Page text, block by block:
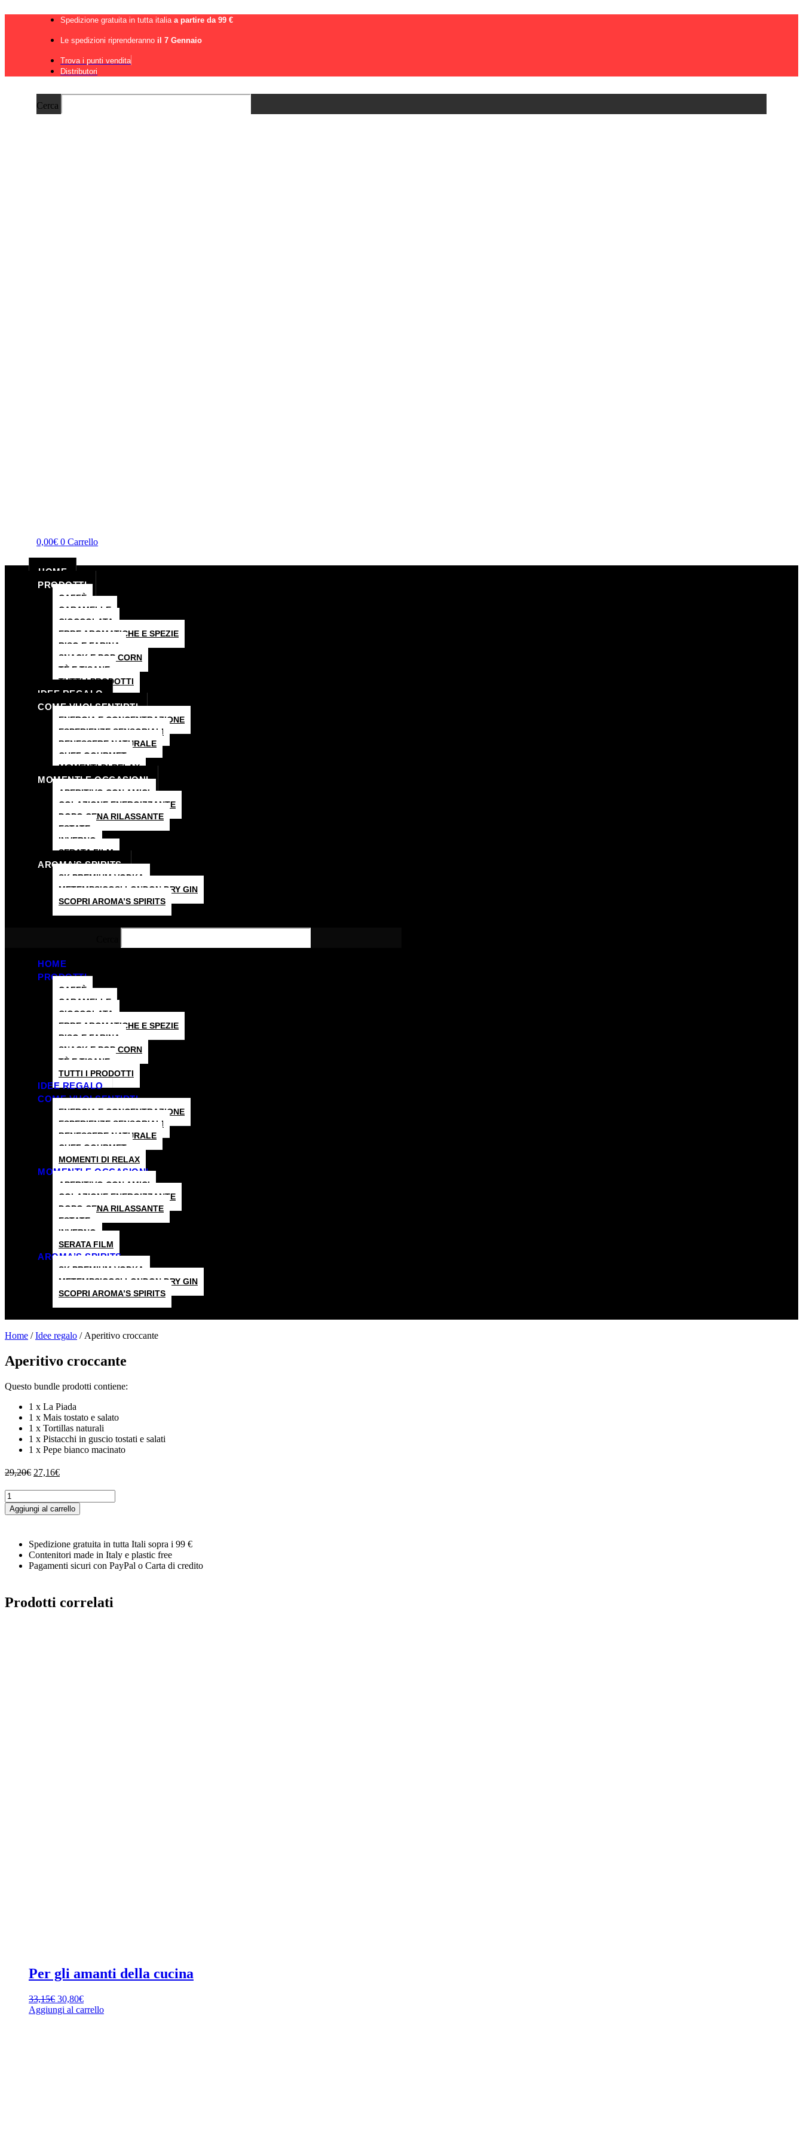
Spedizione gratuita in tutta italiaa partire da 99 €
Le spedizioni riprenderanno il 7 Gennaio
Trova i punti vendita
Distributori
Cerca
0,00€ 0 Carrello
HOME
PRODOTTI
CAFFÈ
CARAMELLE
CIOCCOLATA
ERBE AROMATICHE E SPEZIE
RISO E FARINA
SNACK E POP CORN
TÈ E TISANE
TUTTI I PRODOTTI
IDEE REGALO
COME VUOI SENTIRTI
ENERGIA E CONCENTRAZIONE
ESPERIENZE SENSORIALI
BENESSERE NATURALE
CHEF GOURMET
MOMENTI DI RELAX
MOMENTI E OCCASIONI
APERITIVO CON AMICI
COLAZIONE ENERGIZZANTE
DOPO CENA RILASSANTE
ESTATE
INVERNO
SERATA FILM
AROMA’S SPIRITS
SK PREMIUM VODKA
METEMPSICOSI LONDON DRY GIN
SCOPRI AROMA’S SPIRITS
HOME
PRODOTTI
CAFFÈ
CARAMELLE
CIOCCOLATA
ERBE AROMATICHE E SPEZIE
RISO E FARINA
SNACK E POP CORN
TÈ E TISANE
TUTTI I PRODOTTI
IDEE REGALO
COME VUOI SENTIRTI
ENERGIA E CONCENTRAZIONE
ESPERIENZE SENSORIALI
BENESSERE NATURALE
CHEF GOURMET
MOMENTI DI RELAX
MOMENTI E OCCASIONI
APERITIVO CON AMICI
COLAZIONE ENERGIZZANTE
DOPO CENA RILASSANTE
ESTATE
INVERNO
SERATA FILM
AROMA’S SPIRITS
SK PREMIUM VODKA
METEMPSICOSI LONDON DRY GIN
SCOPRI AROMA’S SPIRITS
Home /Idee regalo / Aperitivo croccante
Aperitivo croccante
Questo bundle prodotti contiene:
1 x La Piada
1 x Mais tostato e salato
1 x Tortillas naturali
1 x Pistacchi in guscio tostati e salati
1 x Pepe bianco macinato
29,20€ Il
originale
era:
29,20€.
27,16€Il
attuale
è:
27,16€.
Aperitivo
croccante
quantità
Aggiungi al carrello
Spedizione gratuita in tutta Itali sopra i 99 €
Contenitori made in Italy e plastic free
Pagamenti sicuri con PayPal o Carta di credito
Prodotti correlati
Per gli amanti della cucina
33,15€ Il
prezzo
30,80€Il
prezzo
Aggiungi al carrello